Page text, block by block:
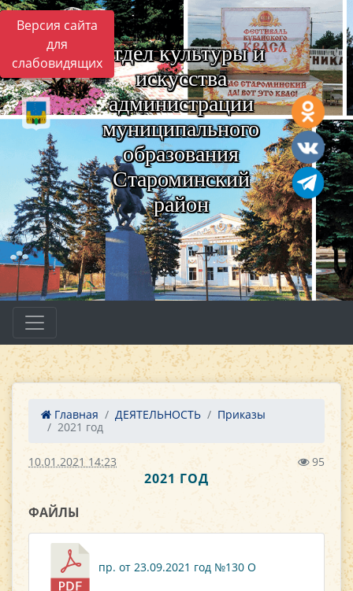
Версия сайта
для
слабовидящих Отдел культуры и
искусства
администрации
муниципального
образования
Староминский
район
Главная ДЕЯТЕЛЬНОСТЬ
Приказы
2021 год
10.01.2021 14:23 95
2021 ГОД
ФАЙЛЫ
пр. от 23.09.2021 год №130 О